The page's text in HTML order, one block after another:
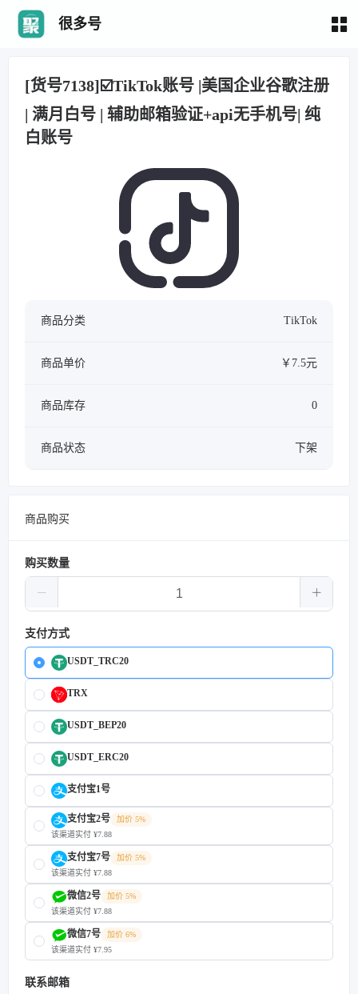
很多号
[货号7138]☑️TikTok账号 |美国企业谷歌注册
| 满月白号 | 辅助邮箱验证+api无手机号| 纯
白账号
商品分类 TikTok
商品单价 ￥7.5元
商品库存 0
商品状态 下架
商品购买
购买数量
支付方式
USDT_TRC20
TRX
USDT_BEP20
USDT_ERC20
支付宝1号
支付宝2号
加价 5%
该渠道实付 ¥7.88
支付宝7号
加价 5%
该渠道实付 ¥7.88
微信2号
加价 5%
该渠道实付 ¥7.88
微信7号
加价 6%
该渠道实付 ¥7.95
联系邮箱